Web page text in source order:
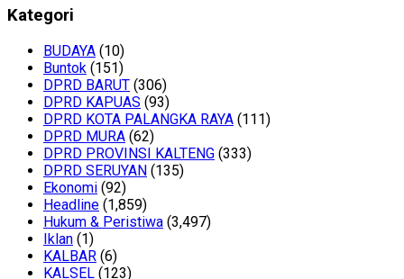
Kategori
BUDAYA (10)
Buntok (151)
DPRD BARUT (306)
DPRD KAPUAS (93)
DPRD KOTA PALANGKA RAYA (111)
DPRD MURA (62)
DPRD PROVINSI KALTENG (333)
DPRD SERUYAN (135)
Ekonomi (92)
Headline (1,859)
Hukum & Peristiwa (3,497)
Iklan (1)
KALBAR (6)
KALSEL (123)